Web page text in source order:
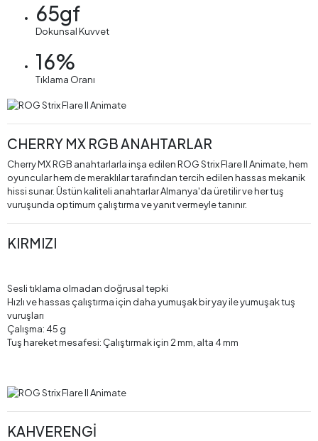
65gf
Dokunsal Kuvvet
16%
Tıklama Oranı
CHERRY MX RGB ANAHTARLAR
Cherry MX RGB anahtarlarla inşa edilen ROG Strix Flare II Animate, hem
oyuncular hem de meraklılar tarafından tercih edilen hassas mekanik
hissi sunar. Üstün kaliteli anahtarlar Almanya'da üretilir ve her tuş
vuruşunda optimum çalıştırma ve yanıt vermeyle tanınır.
KIRMIZI
Sesli tıklama olmadan doğrusal tepki
Hızlı ve hassas çalıştırma için daha yumuşak bir yay ile yumuşak tuş
vuruşları
Çalışma: 45 g
Tuş hareket mesafesi: Çalıştırmak için 2 mm, alta 4 mm
KAHVERENGİ